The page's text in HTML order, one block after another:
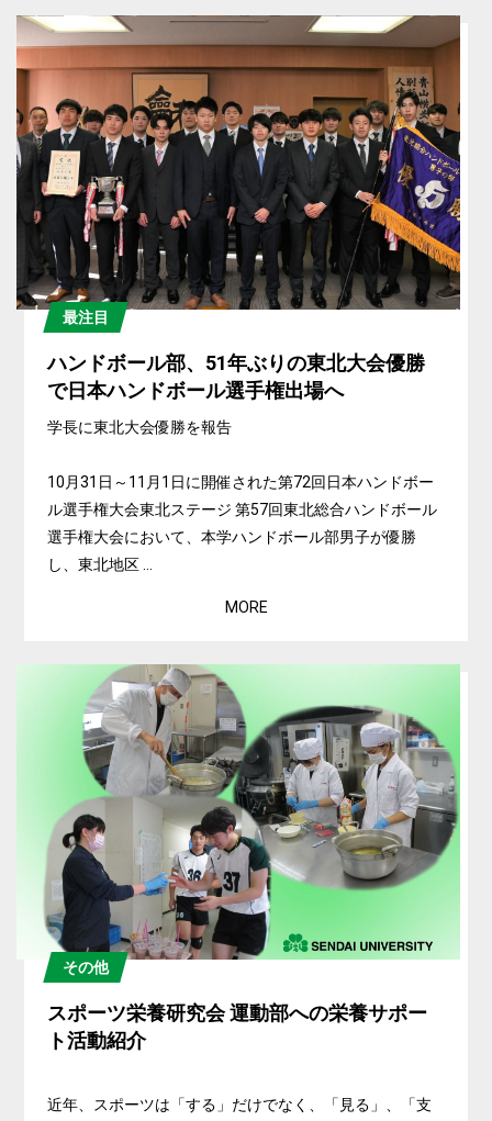
最注目
ハンドボール部、51年ぶりの東北大会優勝
で日本ハンドボール選手権出場へ
学長に東北大会優勝を報告
10月31日～11月1日に開催された第72回日本ハンドボー
ル選手権大会東北ステージ 第57回東北総合ハンドボール
選手権大会において、本学ハンドボール部男子が優勝
し、東北地区 ...
MORE
その他
スポーツ栄養研究会 運動部への栄養サポー
ト活動紹介
近年、スポーツは「する」だけでなく、「見る」、「支